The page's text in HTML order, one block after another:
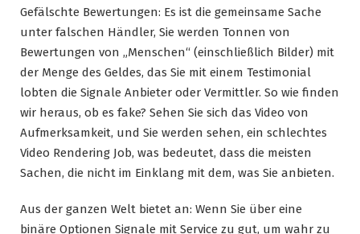
Gefälschte Bewertungen: Es ist die gemeinsame Sache
unter falschen Händler, Sie werden Tonnen von
Bewertungen von „Menschen“ (einschließlich Bilder) mit
der Menge des Geldes, das Sie mit einem Testimonial
lobten die Signale Anbieter oder Vermittler. So wie finden
wir heraus, ob es fake? Sehen Sie sich das Video von
Aufmerksamkeit, und Sie werden sehen, ein schlechtes
Video Rendering Job, was bedeutet, dass die meisten
Sachen, die nicht im Einklang mit dem, was Sie anbieten.
Aus der ganzen Welt bietet an: Wenn Sie über eine
binäre Optionen Signale mit Service zu gut, um wahr zu